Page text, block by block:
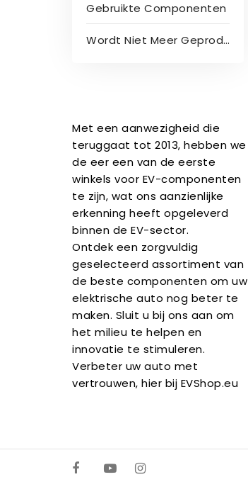
Gebruikte Componenten
Wordt Niet Meer Geproduceerd
Met een aanwezigheid die
teruggaat tot 2013, hebben we
de eer een van de eerste
winkels voor EV-componenten
te zijn, wat ons aanzienlijke
erkenning heeft opgeleverd
binnen de EV-sector.
Ontdek een zorgvuldig
geselecteerd assortiment van
de beste componenten om uw
elektrische auto nog beter te
maken. Sluit u bij ons aan om
het milieu te helpen en
innovatie te stimuleren.
Verbeter uw auto met
vertrouwen, hier bij EVShop.eu